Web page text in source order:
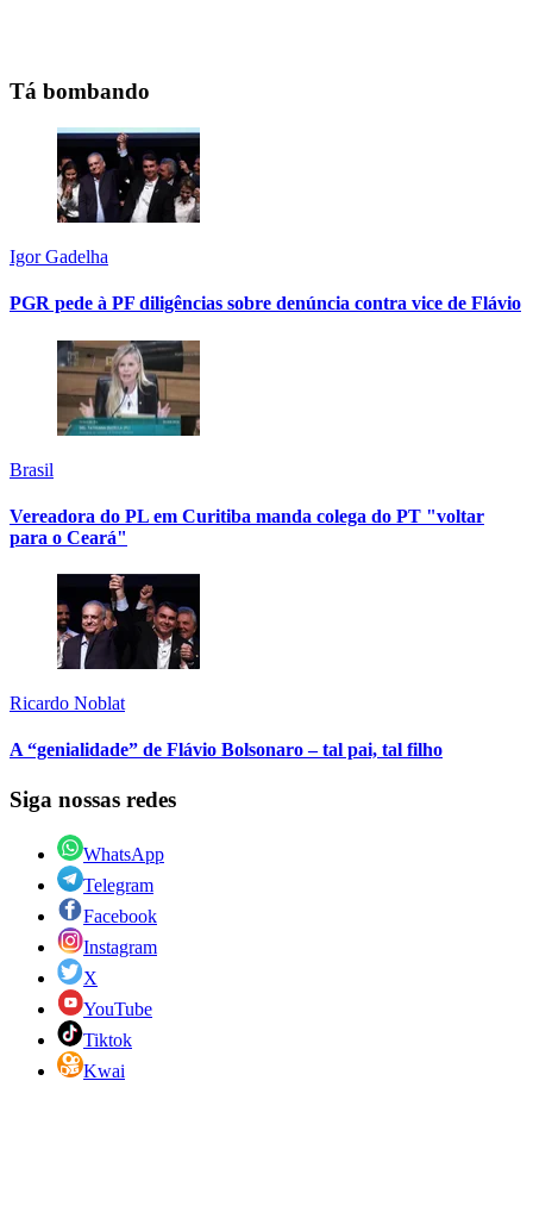
Tá bombando
Igor Gadelha
PGR pede à PF diligências sobre denúncia contra vice de Flávio
Brasil
Vereadora do PL em Curitiba manda colega do PT "voltar
para o Ceará"
Ricardo Noblat
A “genialidade” de Flávio Bolsonaro – tal pai, tal filho
Siga nossas redes
WhatsApp
Telegram
Facebook
Instagram
X
YouTube
Tiktok
Kwai